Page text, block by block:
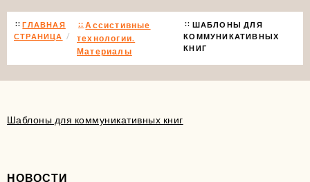
ГЛАВНАЯ
СТРАНИЦА
Ассистивные
технологии.
Материалы
ШАБЛОНЫ ДЛЯ
КОММУНИКАТИВНЫХ
КНИГ
Шаблоны для коммуникативных книг
НОВОСТИ